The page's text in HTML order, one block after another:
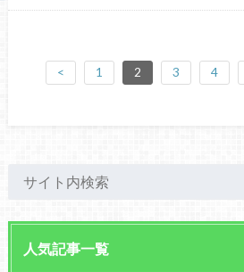
< 1 2 3 4
人気記事一覧